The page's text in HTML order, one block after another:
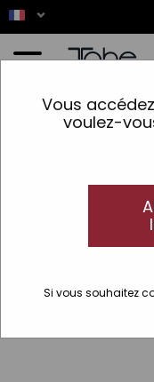
Vous
voulez-
Si vous souhaitez
>Cheveux >Finition >